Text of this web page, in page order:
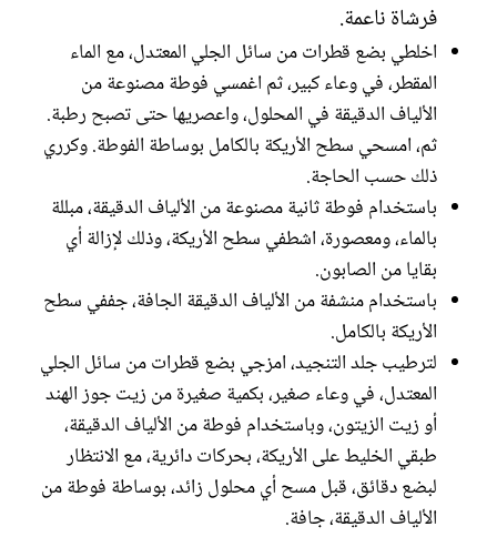
فرشاة ناعمة.
اخلطي بضع قطرات من سائل الجلي المعتدل، مع الماء
المقطر، في وعاء كبير، ثم اغمسي فوطة مصنوعة من
الألياف الدقيقة في المحلول، واعصريها حتى تصبح رطبة.
ثم، امسحي سطح الأريكة بالكامل بوساطة الفوطة. وكرري
ذلك حسب الحاجة.
باستخدام فوطة ثانية مصنوعة من الألياف الدقيقة، مبللة
بالماء، ومعصورة، اشطفي سطح الأريكة، وذلك لإزالة أي
بقايا من الصابون.
باستخدام منشفة من الألياف الدقيقة الجافة، جففي سطح
الأريكة بالكامل.
لترطيب جلد التنجيد، امزجي بضع قطرات من سائل الجلي
المعتدل، في وعاء صغير، بكمية صغيرة من زيت جوز الهند
أو زيت الزيتون، وباستخدام فوطة من الألياف الدقيقة،
طبقي الخليط على الأريكة، بحركات دائرية، مع الانتظار
لبضع دقائق، قبل مسح أي محلول زائد، بوساطة فوطة من
الألياف الدقيقة، جافة.